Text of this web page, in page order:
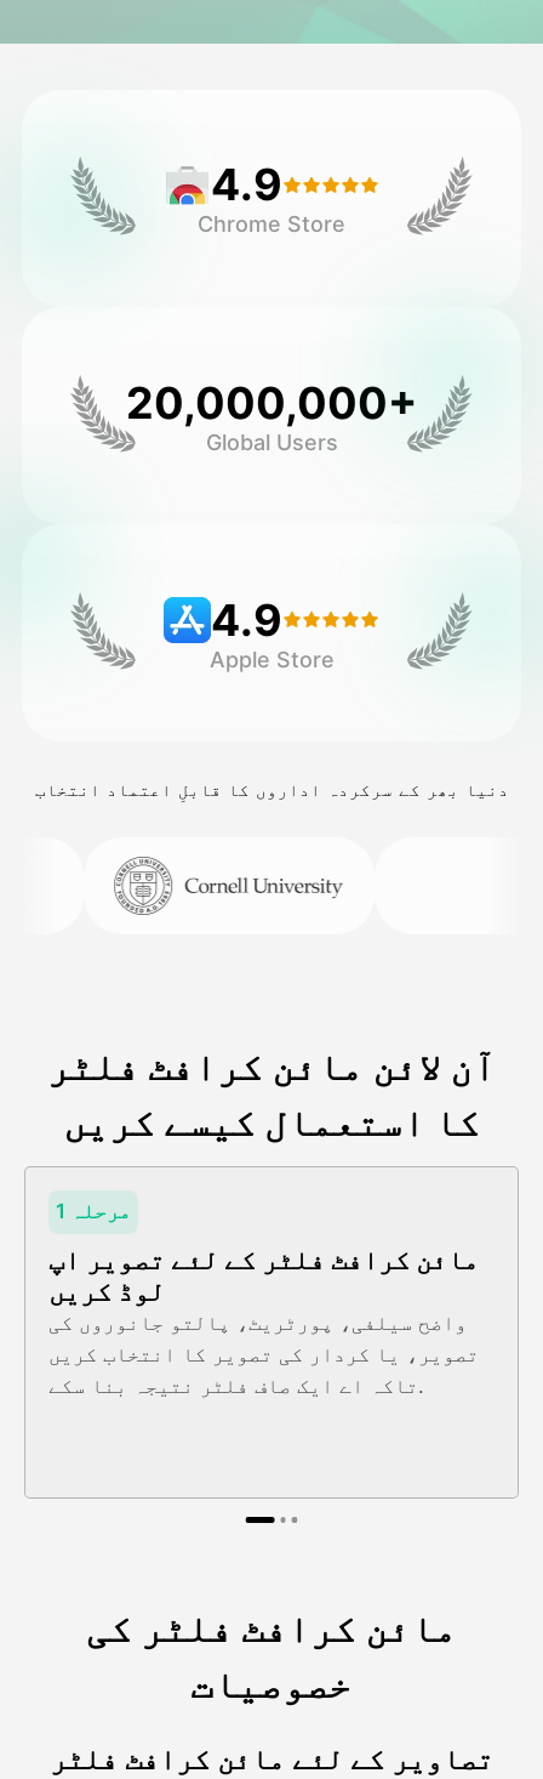
اے فوٹو
دیگر اوزار
گیلری
قیمتوں کی فہرست
4.9
Chrome Store
20,000,000+
Global Users
4.9
Apple Store
دنیا بھر کے سرکردہ اداروں کا قابلِ اعتماد انتخاب
آن لائن مائن کرافٹ فلٹر
کا استعمال کیسے کریں
مرحلہ 1
مائن کرافٹ فلٹر کے لئے تصویر اپ
لوڈ کریں
واضح سیلفی، پورٹریٹ، پالتو جانوروں کی
تصویر، یا کردار کی تصویر کا انتخاب کریں
تاکہ اے ایک صاف فلٹر نتیجہ بنا سکے.
مائن کرافٹ فلٹر کی
خصوصیات
تصاویر کے لئے مائن کرافٹ فلٹر